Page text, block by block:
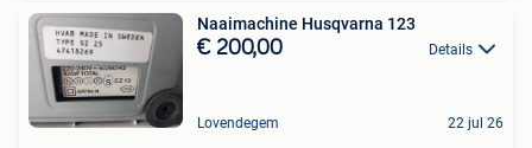
Naaimachine Husqvarna 123
€ 200,00 Details
Lovendegem 22 jul 26